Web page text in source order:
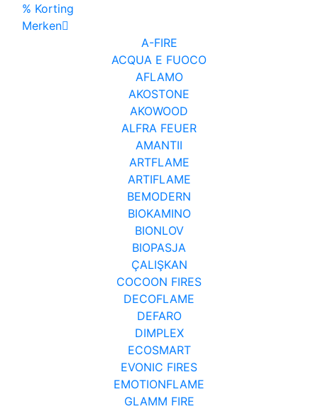
% Korting
Merken
A-FIRE
ACQUA E FUOCO
AFLAMO
AKOSTONE
AKOWOOD
ALFRA FEUER
AMANTII
ARTFLAME
ARTIFLAME
BEMODERN
BIOKAMINO
BIONLOV
BIOPASJA
ÇALIŞKAN
COCOON FIRES
DECOFLAME
DEFARO
DIMPLEX
ECOSMART
EVONIC FIRES
EMOTIONFLAME
GLAMM FIRE